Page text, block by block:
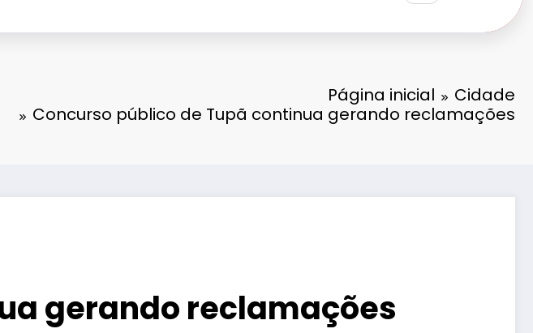
Página inicial
Cidade
Concurso público de Tupã continua gerando reclamações
gerando reclamações